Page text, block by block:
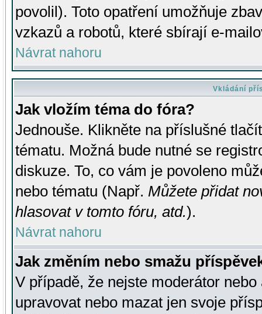
povolil). Toto opatření umožňuje
vzkazů a robotů, které sbírají e-
Návrat nahoru
Vkládání
Jak vložím téma do fóra?
Jednouše. Klikněte na příslušné
tématu. Možná bude nutné se
diskuze. To, co vám je povoleno
nebo tématu (Např. Můžete přidat
hlasovat v tomto fóru, atd.).
Návrat nahoru
Jak změním nebo smažu
V případě, že nejste moderátor
upravovat nebo mazat jen svoje